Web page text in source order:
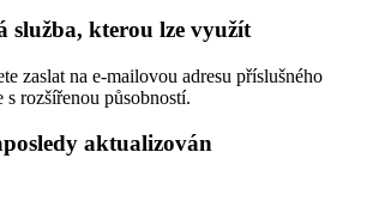
služba, kterou lze využít
zaslat na e-mailovou adresu příslušného
s rozšířenou působností.
aktualizován